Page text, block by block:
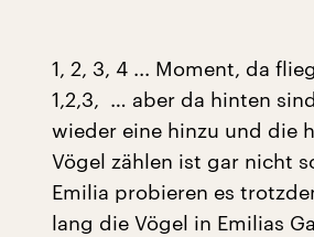
1, 2, 3, 4 ... Moment, da
1,2,3, … aber da hinten
wieder eine hinzu und die
Vögel zählen ist gar nicht
Emilia probieren es
lang die Vögel in Emilias